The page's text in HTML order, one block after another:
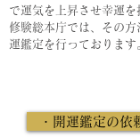
で運気を上昇させ幸運を
修験総本庁では
、その
運鑑定を行っております
・開運鑑定の